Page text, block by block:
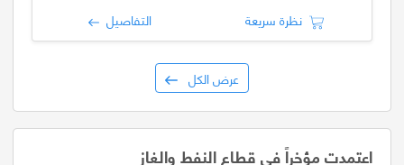
نظرة سريعة التفاصيل
عرض الكل
اعتمدت مؤخراً في قطاع النفط والغاز